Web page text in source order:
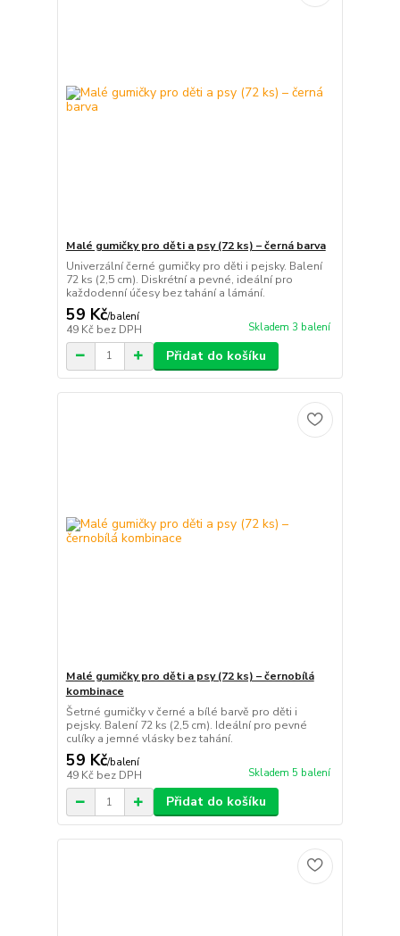
Malé gumičky pro děti a psy (72 ks) – černá barva
Univerzální černé gumičky pro děti i pejsky. Balení
72 ks (2,5 cm). Diskrétní a pevné, ideální pro
každodenní účesy bez tahání a lámání.
59 Kč/balení
49 Kč bez DPH Skladem 3 balení
Přidat do košíku
Malé gumičky pro děti a psy (72 ks) – černobílá
kombinace
Šetrné gumičky v černé a bílé barvě pro děti i
pejsky. Balení 72 ks (2,5 cm). Ideální pro pevné
culíky a jemné vlásky bez tahání.
59 Kč/balení
49 Kč bez DPH Skladem 5 balení
Přidat do košíku